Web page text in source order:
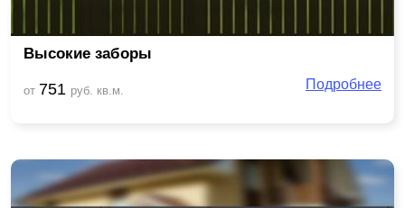
Высокие заборы
от 751 руб. кв.м. Подробнее